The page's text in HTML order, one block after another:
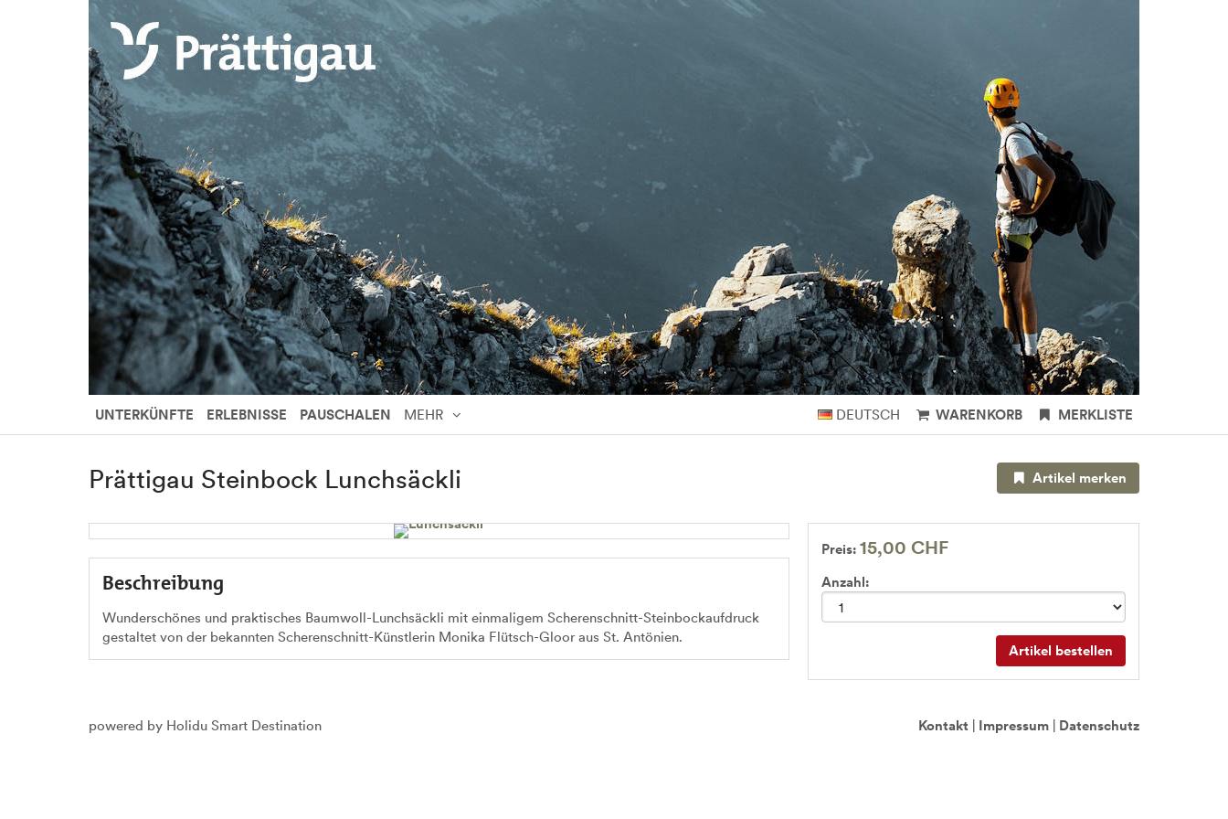
DEUTSCH WARENKORB MERKLISTE
UNTERKÜNFTE ERLEBNISSE PAUSCHALEN MEHR
Prättigau Steinbock Lunchsäckli Artikel merken
Beschreibung
Wunderschönes und praktisches Baumwoll-Lunchsäckli mit einmaligem Scherenschnitt-Steinbockaufdruck
gestaltet von der bekannten Scherenschnitt-Künstlerin Monika Flütsch-Gloor aus St. Antönien.
Preis: 15,00 CHF
Anzahl:
Artikel bestellen
Kontakt | Impressum | Datenschutz
powered by Holidu Smart Destination